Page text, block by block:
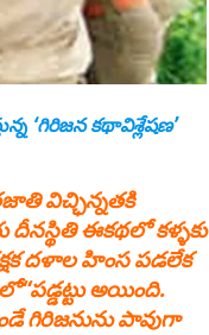
‘గిరిజన కథావిశ్లేషణ’
విచ్ఛిన్నతకి
ఈకథలో కళ్ళకు
దళాల‌ హింస పడలేక
అయింది.
గిరిజనును పావుగా